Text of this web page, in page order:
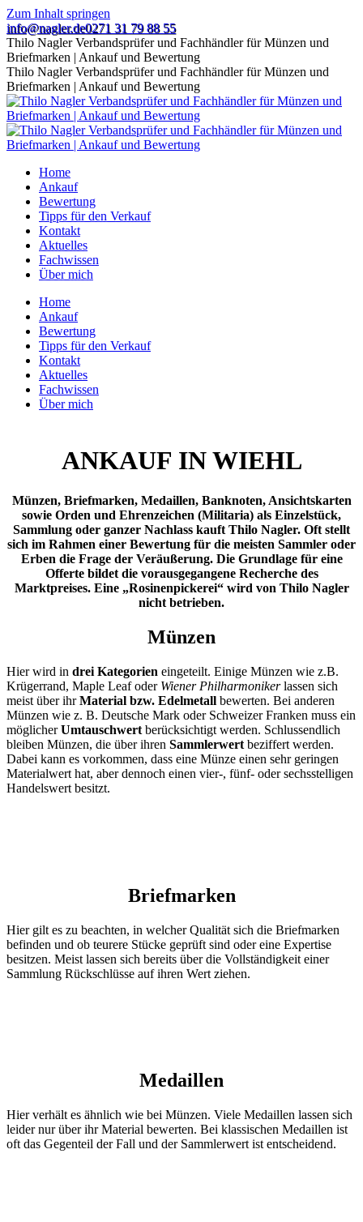
Zum Inhalt springen
info@nagler.de0271 31 79 88 55
Thilo Nagler Verbandsprüfer und Fachhändler für Münzen und
Briefmarken | Ankauf und Bewertung
Thilo Nagler Verbandsprüfer und Fachhändler für Münzen und
Briefmarken | Ankauf und Bewertung
Home
Ankauf
Bewertung
Tipps für den Verkauf
Kontakt
Aktuelles
Fachwissen
Über mich
Home
Ankauf
Bewertung
Tipps für den Verkauf
Kontakt
Aktuelles
Fachwissen
Über mich
ANKAUF IN WIEHL
Münzen, Briefmarken, Medaillen, Banknoten, Ansichtskarten
sowie Orden und Ehrenzeichen (Militaria) als Einzelstück,
Sammlung oder ganzer Nachlass kauft Thilo Nagler. Oft stellt
sich im Rahmen einer Bewertung für die meisten Sammler oder
Erben die Frage der Veräußerung. Die Grundlage für eine
Offerte bildet die vorausgegangene Recherche des
Marktpreises. Eine „Rosinenpickerei“ wird von Thilo Nagler
nicht betrieben.
Münzen
Hier wird in drei Kategorien eingeteilt. Einige Münzen wie z.B.
Krügerrand, Maple Leaf oder Wiener Philharmonikerlassen sich
meist über ihrMaterial bzw. Edelmetall bewerten. Bei anderen
Münzen wie z. B. Deutsche Mark oder Schweizer Franken muss ein
möglicherUmtauschwert berücksichtigt werden. Schlussendlich
bleiben Münzen, die über ihren Sammlerwert beziffert werden.
Dabei kann es vorkommen, dass eine Münze einen sehr geringen
Materialwert hat, aber dennoch einen vier-, fünf- oder sechsstelligen
Handelswert besitzt.
Briefmarken
Hier gilt es zu beachten, in welcher Qualität sich die Briefmarken
befinden und ob teurere Stücke geprüft sind oder eine Expertise
besitzen. Meist lassen sich bereits über die Vollständigkeit einer
Sammlung Rückschlüsse auf ihren Wert ziehen.
Medaillen
Hier verhält es ähnlich wie bei Münzen. Viele Medaillen lassen sich
leider nur über ihr Material bewerten. Bei klassischen Medaillen ist
oft das Gegenteil der Fall und der Sammlerwert ist entscheidend.